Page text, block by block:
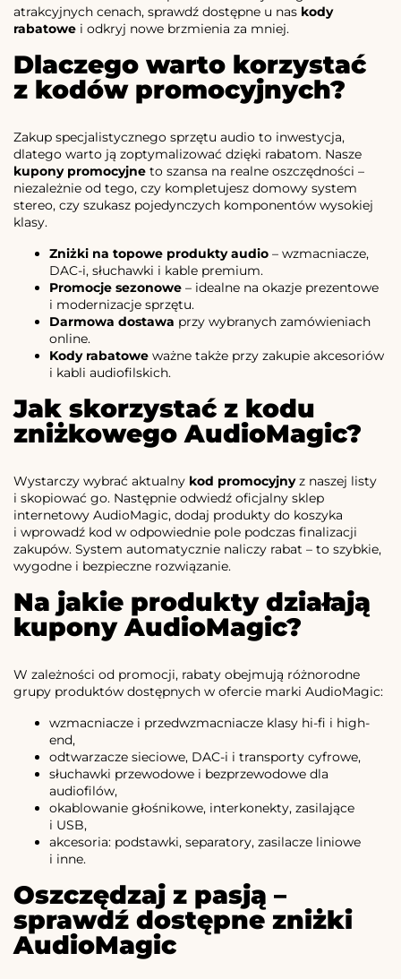
atrakcyjnych cenach, sprawdź dostępne u nas kody
rabatowe i odkryj nowe brzmienia za mniej.
Dlaczego warto korzystać
z kodów promocyjnych?
Zakup specjalistycznego sprzętu audio to inwestycja,
dlatego warto ją zoptymalizować dzięki rabatom. Nasze
kupony promocyjne to szansa na realne oszczędności –
niezależnie od tego, czy kompletujesz domowy system
stereo, czy szukasz pojedynczych komponentów wysokiej
klasy.
Zniżki na topowe produkty audio – wzmacniacze,
DAC-i, słuchawki i kable premium.
Promocje sezonowe – idealne na okazje prezentowe
i modernizacje sprzętu.
Darmowa dostawa przy wybranych zamówieniach
online.
Kody rabatowe ważne także przy zakupie akcesoriów
i kabli audiofilskich.
Jak skorzystać z kodu
zniżkowego AudioMagic?
Wystarczy wybrać aktualny kod promocyjnyz naszej listy
i skopiować go. Następnie odwiedź oficjalny sklep
internetowy AudioMagic, dodaj produkty do koszyka
i wprowadź kod w odpowiednie pole podczas finalizacji
zakupów. System automatycznie naliczy rabat – to szybkie,
wygodne i bezpieczne rozwiązanie.
Na jakie produkty działają
kupony AudioMagic?
W zależności od promocji, rabaty obejmują różnorodne
grupy produktów dostępnych w ofercie marki AudioMagic:
wzmacniacze i przedwzmacniacze klasy hi-fi i high-
end,
odtwarzacze sieciowe, DAC-i i transporty cyfrowe,
słuchawki przewodowe i bezprzewodowe dla
audiofilów,
okablowanie głośnikowe, interkonekty, zasilające
i USB,
akcesoria: podstawki, separatory, zasilacze liniowe
i inne.
Oszczędzaj z pasją –
sprawdź dostępne zniżki
AudioMagic